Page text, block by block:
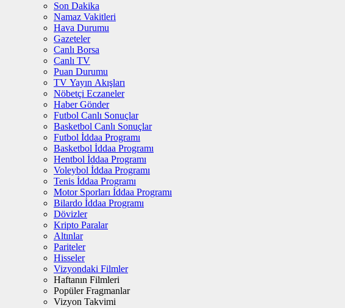
Son Dakika
Namaz Vakitleri
Hava Durumu
Gazeteler
Canlı Borsa
Canlı TV
Puan Durumu
TV Yayın Akışları
Nöbetçi Eczaneler
Haber Gönder
Futbol Canlı Sonuçlar
Basketbol Canlı Sonuçlar
Futbol İddaa Programı
Basketbol İddaa Programı
Hentbol İddaa Programı
Voleybol İddaa Programı
Tenis İddaa Programı
Motor Sporları İddaa Programı
Bilardo İddaa Programı
Dövizler
Kripto Paralar
Altınlar
Pariteler
Hisseler
Vizyondaki Filmler
Haftanın Filmleri
Popüler Fragmanlar
Vizyon Takvimi